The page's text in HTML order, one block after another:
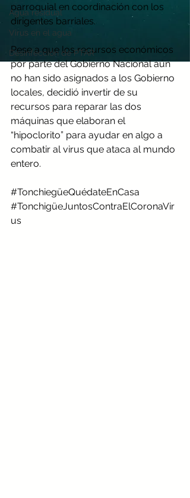
Agua residual
Virus en el agua
Desinfección de PTAR
parroquial en coordinación con los
dirigentes barriales.
Pese a que los recursos económicos
por parte del Gobierno Nacional aún
no han sido asignados a los Gobierno
locales, decidió invertir de su
recursos para reparar las dos
máquinas que elaboran el
“hipoclorito” para ayudar en algo a
combatir al virus que ataca al mundo
entero.
#TonchiegüeQuédateEnCasa
#TonchigüeJuntosContraElCoronaVir
us